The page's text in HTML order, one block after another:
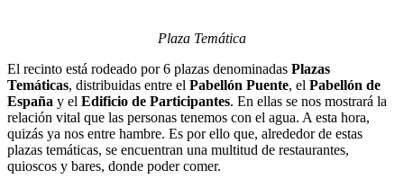
Plaza Temática
El recinto está rodeado por 6 plazas denominadas Plazas
Temáticas, distribuidas entre el Pabellón Puente, el Pabellón de
España y el Edificio de Participantes. En ellas se nos mostrará la
relación vital que las personas tenemos con el agua. A esta hora,
quizás ya nos entre hambre. Es por ello que, alrededor de estas
plazas temáticas, se encuentran una multitud de restaurantes,
quioscos y bares, donde poder comer.